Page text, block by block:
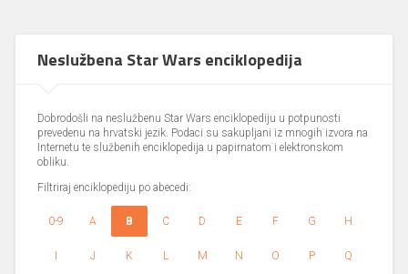
Neslužbena Star Wars enciklopedija
Dobrodošli na neslužbenu Star Wars enciklopediju u potpunosti
prevedenu na hrvatski jezik. Podaci su sakupljani iz mnogih izvora na
Internetu te službenih enciklopedija u papirnatom i elektronskom
obliku.
Filtriraj enciklopediju po abecedi:
0-9 A B C D E F G H
I J K L M N O P Q